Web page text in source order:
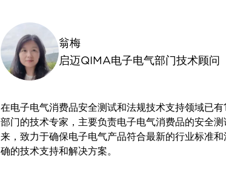
翁梅
启迈QIMA电子电气部门技术顾问
在电子电气消费品安全测试和法规技术支持领域已
部门的技术专家，主要负责电子电气消费品的安全
来，致力于确保电子电气产品符合最新的行业标准
确的技术支持和解决方案。